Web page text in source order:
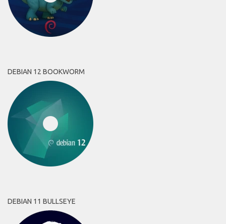
DEBIAN 12 BOOKWORM
DEBIAN 11 BULLSEYE